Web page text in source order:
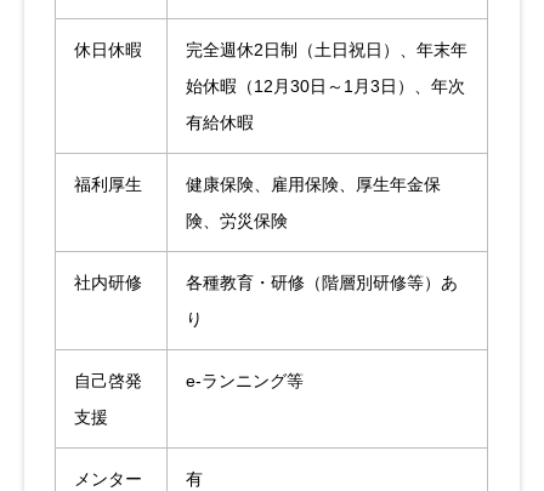
休日休暇
完全週休2日制（土日祝日）、年末年
始休暇（12月30日～1月3日）、年次
有給休暇
福利厚生
健康保険、雇用保険、厚生年金保
険、労災保険
社内研修
各種教育・研修（階層別研修等）あ
り
自己啓発
支援
e-ランニング等
メンター
有